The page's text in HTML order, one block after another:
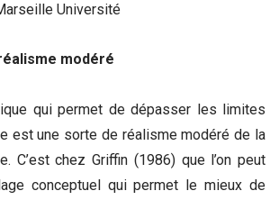
Université
modéré
qui permet de dépasser les limites
est une sorte de réalisme modéré de la
C’est chez Griffin (1986) que l’on peut
conceptuel qui permet le mieux de